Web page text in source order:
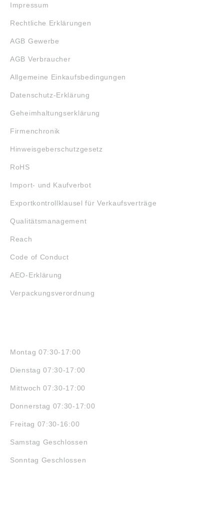
Impressum
Rechtliche Erklärungen
AGB Gewerbe
AGB Verbraucher
Allgemeine Einkaufsbedingungen
Datenschutz-Erklärung
Geheimhaltungserklärung
Firmenchronik
Hinweisgeberschutzgesetz
RoHS
Import- und Kaufverbot
Exportkontrollklausel für Verkaufsverträge
Qualitätsmanagement
Reach
Code of Conduct
AEO-Erklärung
Verpackungsverordnung
Montag 07:30-17:00
Dienstag 07:30-17:00
Mittwoch 07:30-17:00
Donnerstag 07:30-17:00
Freitag 07:30-16:00
Samstag Geschlossen
Sonntag Geschlossen